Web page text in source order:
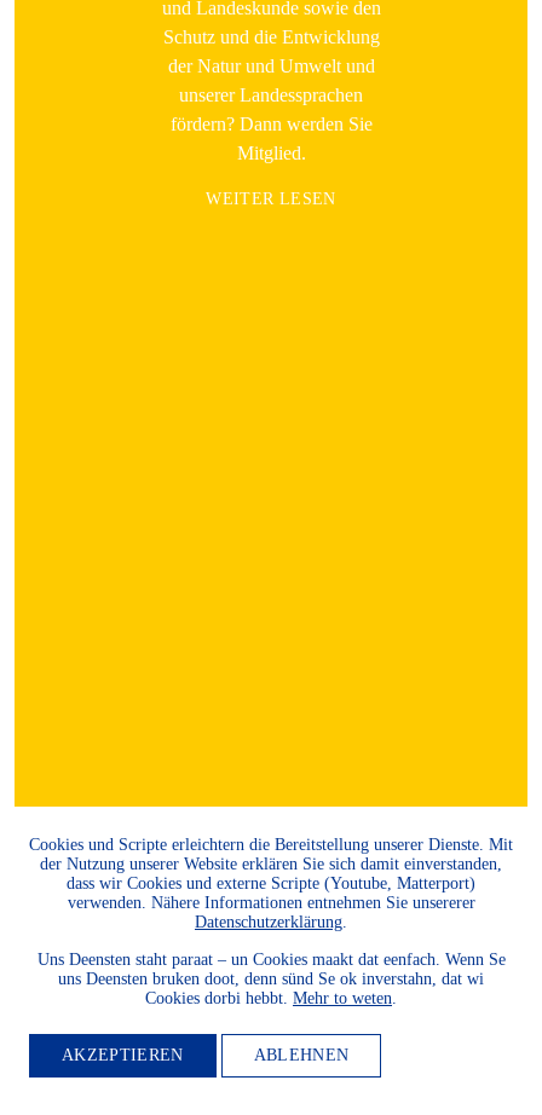
und Landeskunde sowie den
Schutz und die Entwicklung
der Natur und Umwelt und
unserer Landessprachen
fördern? Dann werden Sie
Mitglied.
WEITER LESEN
Cookies und Scripte erleichtern die Bereitstellung unserer Dienste. Mit
der Nutzung unserer Website erklären Sie sich damit einverstanden,
dass wir Cookies und externe Scripte (Youtube, Matterport)
verwenden. Nähere Informationen entnehmen Sie unsererer
Datenschutzerklärung
Uns Deensten staht paraat – un Cookies maakt dat eenfach. Wenn Se
uns Deensten bruken doot, denn sünd Se ok inverstahn, dat wi
Cookies dorbi hebbt. Mehr to weten
AKZEPTIEREN ABLEHNEN